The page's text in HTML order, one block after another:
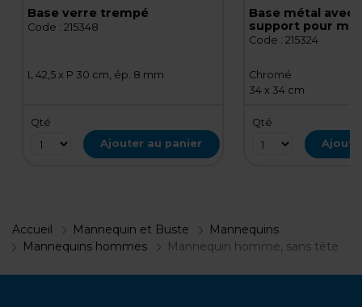
Base verre trempé
Code : 215348
L 42,5 x P 30 cm, ép. 8 mm
Qté
Ajouter au panier
Base métal avec
support pour
plastique
Code : 215324
Chromé
34 x 34 cm
Qté
Accueil Mannequin et Buste
Mannequins
Mannequins hommes
Mannequin homme, sans tête